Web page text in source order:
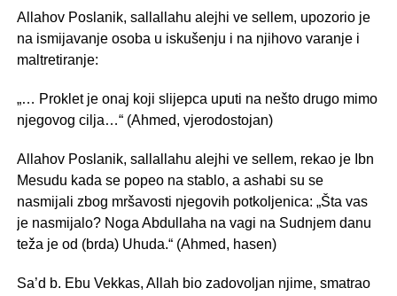
Allahov Poslanik, sallallahu alejhi ve sellem, upozorio je
na ismijavanje osoba u iskušenju i na njihovo varanje i
maltretiranje:
„… Proklet je onaj koji slijepca uputi na nešto drugo mimo
njegovog cilja…“ (Ahmed, vjerodostojan)
Allahov Poslanik, sallallahu alejhi ve sellem, rekao je Ibn
Mesudu kada se popeo na stablo, a ashabi su se
nasmijali zbog mršavosti njegovih potkoljenica: „Šta vas
je nasmijalo? Noga Abdullaha na vagi na Sudnjem danu
teža je od (brda) Uhuda.“ (Ahmed, hasen)
Sa’d b. Ebu Vekkas, Allah bio zadovoljan njime, smatrao